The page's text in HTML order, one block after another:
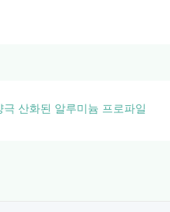
산화된 알루미늄 프로파일